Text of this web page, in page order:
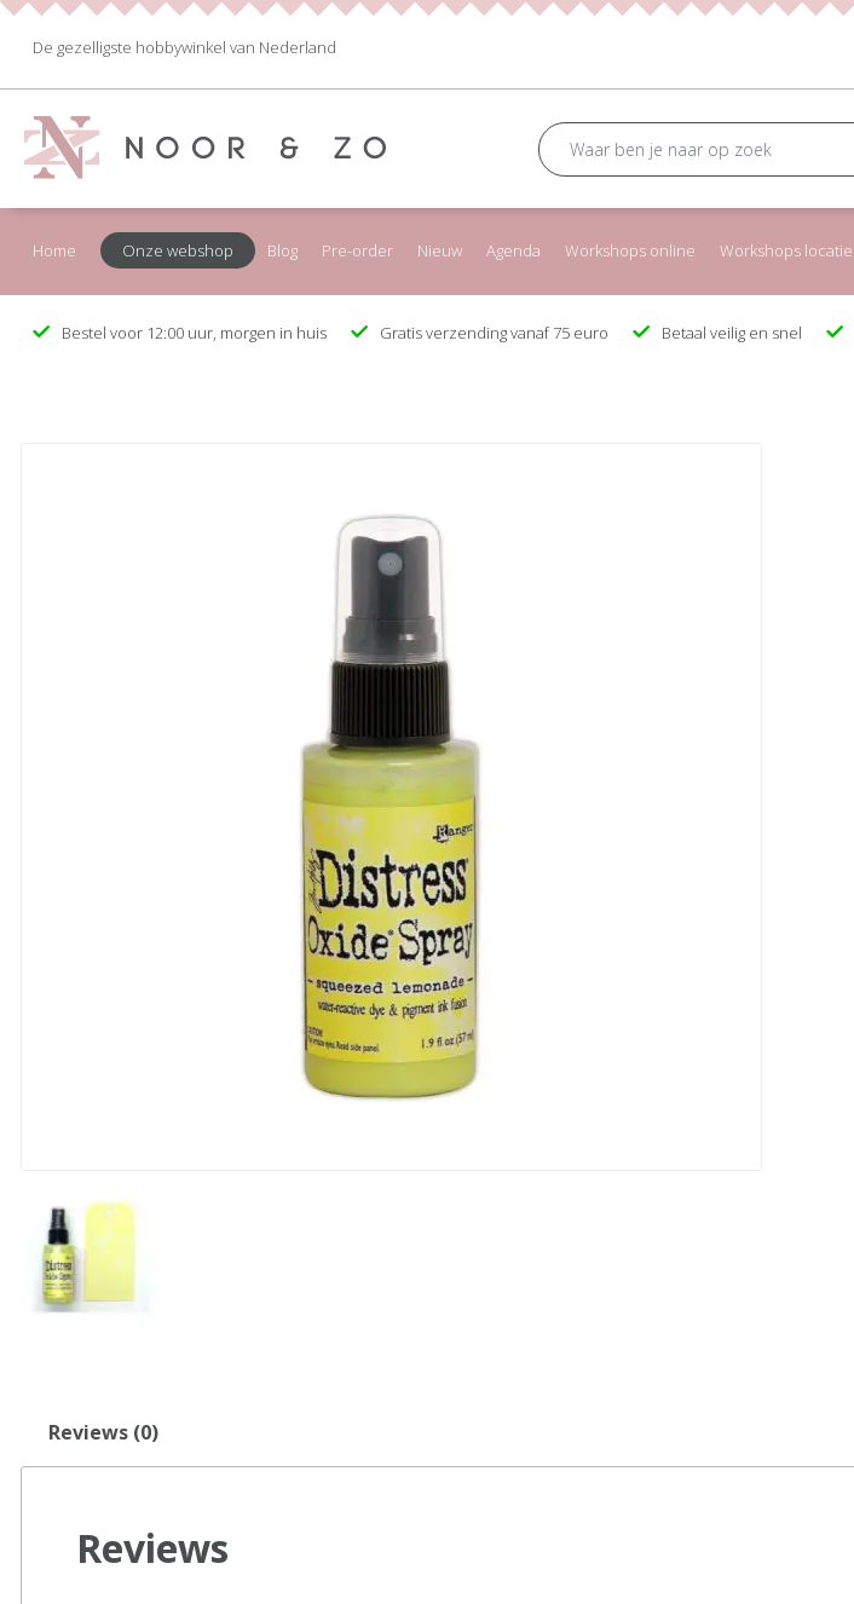
De gezelligste hobbywinkel van Nederland
Home Onze webshop Blog Pre-order Nieuw Agenda Workshops online Workshops locatie
Bestel voor 12:00 uur, morgen in huis Gratis verzending vanaf 75 euro Betaal veilig en snel
Reviews (0)
Reviews